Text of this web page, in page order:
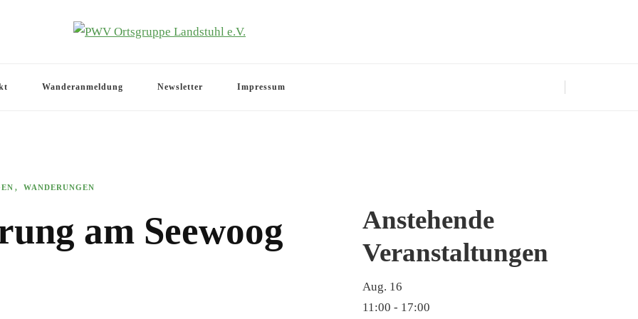
Wanderanmeldung Newsletter Impressum
WANDERUNGEN
am Seewoog
Anstehende
Veranstaltungen
Aug. 16
11:00 - 17:00